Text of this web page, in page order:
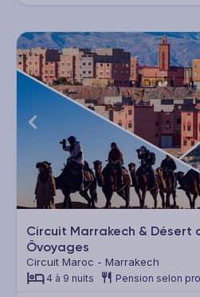
Circuit Marrakech & Désert
Ôvoyages
Circuit Maroc - Marrakech
4 à 9 nuits Pension selon